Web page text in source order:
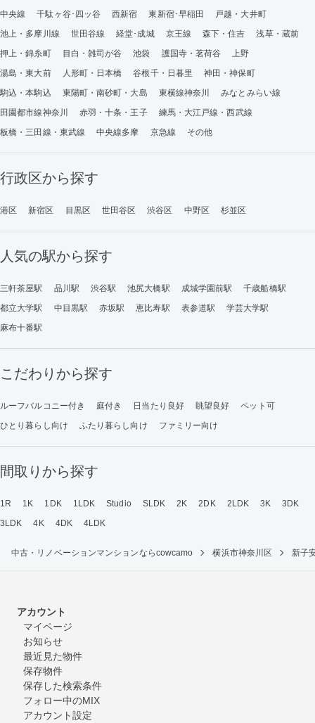
中央線
千駄ヶ谷･四ッ谷 西新宿 東新宿･早稲田
戸越・大井町
池上・多摩川線
世田谷線 経堂･成城 京王線 森下・住吉
浅草・蔵前
押上・錦糸町
目白・雑司が谷 池袋 護国寺・茗荷谷
上野
湯島・東大前
人形町・日本橋 谷根千・日暮里
神田・神保町
駒込・本駒込
東陽町・南砂町・大島 東横線神奈川
みなとみらい線
田園都市線神奈川
赤羽・十条・王子
練馬・大江戸線・西武線
板橋・三田線・東武線
中央線多摩 京急線 その他
行政区から探す
港区 新宿区 目黒区 世田谷区 渋谷区 中野区 杉並区
人気の駅から探す
三軒茶屋駅 品川駅 渋谷駅 池尻大橋駅 成城学園前駅
千歳船橋駅
都立大学駅
中目黒駅 赤坂駅 恵比寿駅 表参道駅
学芸大学駅
麻布十番駅
こだわりから探す
ルーフバルコニー付き 庭付き 日当たり良好 眺望良好
ペット可
ひとり暮らし向け
ふたり暮らし向け ファミリー向け
間取りから探す
1R 1K 1DK 1LDK Studio SLDK 2K 2DK 2LDK 3K
3DK
3LDK
4K 4DK 4LDK
中古・リノベーションマンションならcowcamo 横浜市神奈川区 新子
アカウント
マイページ
お知らせ
最近見た物件
保存物件
保存した検索条件
フォロー中のMIX
アカウント設定